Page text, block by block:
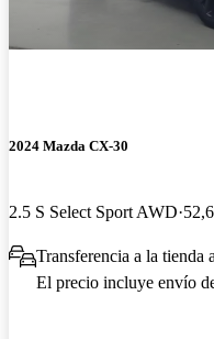
2024 Mazda CX-30
2.5 S Select Sport AWD
Transferencia a la tienda
El precio incluye envío